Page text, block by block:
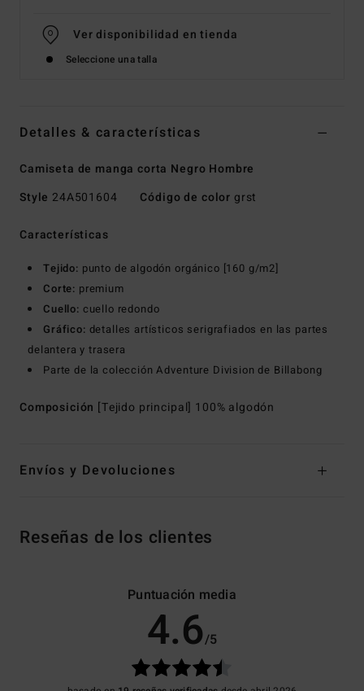
Ver disponibilidad en tienda
Seleccione una talla
Detalles & características
Camiseta de manga corta Negro Hombre
Style 24A501604 Código de color grst
Características
Tejido: punto de algodón orgánico [160 g/m2]
Corte: premium
Cuello: cuello redondo
Gráfico: detalles artísticos serigrafiados en las partes
delantera y trasera
Parte de la colección Adventure Division de Billabong
Composición [Tejido principal] 100% algodón
Envíos y Devoluciones
Reseñas de los clientes
Puntuación media
4.6/5